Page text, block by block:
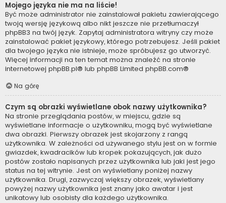
Mojego języka nie ma na liście!
Być może administrator nie zainstalował pakietu zawierającego
twoją wersję językową albo nikt jeszcze nie przetłumaczył
phpBB3 na twój język. Zapytaj administratora witryny czy może
zainstalować pakiet językowy, którego potrzebujesz. Jeśli pakiet
dla twojego języka nie istnieje, może spróbujesz go utworzyć.
Więcej informacji na ten temat można znaleźć na stronie
internetowej phpBB.pl® lub phpBB Limited phpBB.com®
Na górę
Czym są obrazki wyświetlane obok nazwy użytkownika?
Na stronie przeglądania postów, w miejscu, gdzie są
wyświetlane informacje o użytkowniku, mogą być wyświetlane
dwa obrazki. Pierwszy obrazek jest skojarzony z rangą
użytkownika. W zależności od używanego stylu jest on w formie
gwiazdek, kwadracików lub kropek pokazujących, jak dużo
postów zostało napisanych przez użytkownika lub jaki jest jego
status na tej witrynie. Jest on wyświetlany poniżej nazwy
użytkownika. Drugi, zazwyczaj większy obrazek, wyświetlany
powyżej nazwy użytkownika jest znany jako awatar i jest
unikatowy lub osobisty dla każdego użytkownika.